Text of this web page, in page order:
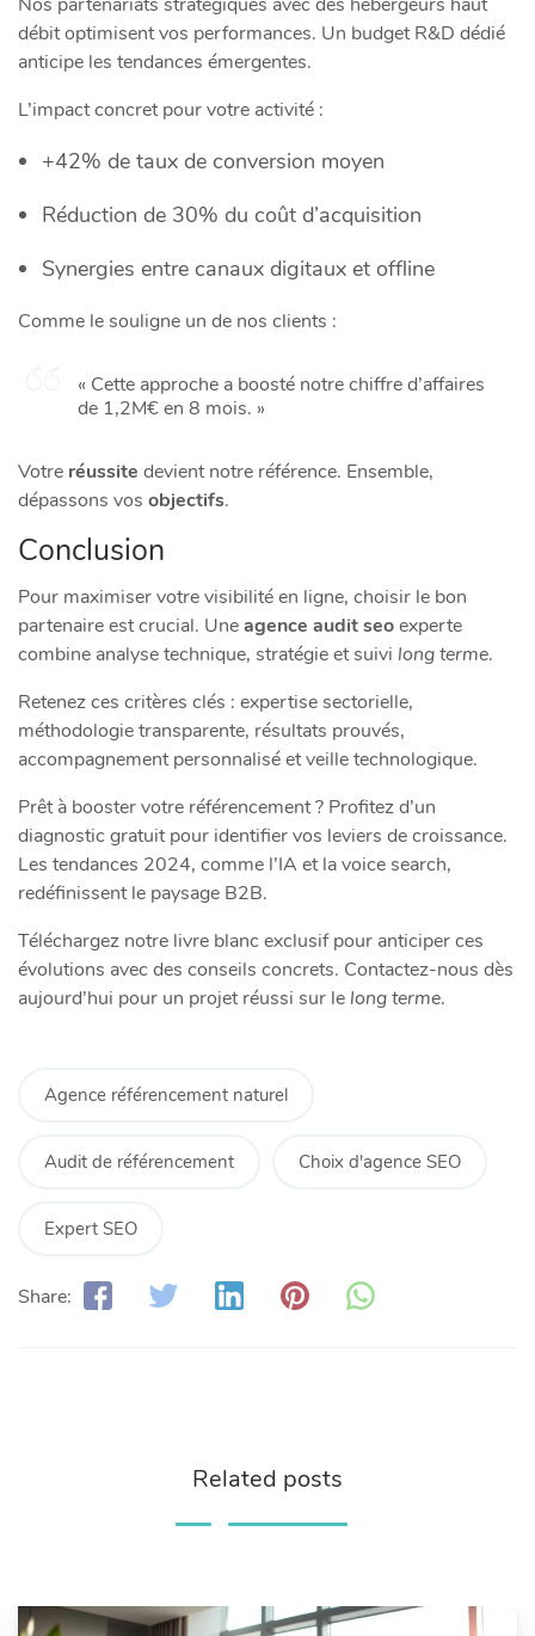
débit optimisent vos performances. Un budget R&D dédié
anticipe les tendances émergentes.
L’impact concret pour votre activité :
+42% de taux de conversion moyen
Réduction de 30% du coût d’acquisition
Synergies entre canaux digitaux et offline
Comme le souligne un de nos clients :
« Cette approche a boosté notre chiffre d’affaires
de 1,2M€ en 8 mois. »
Votre réussite devient notre référence. Ensemble,
dépassons vos objectifs.
Conclusion
Pour maximiser votre visibilité en ligne, choisir le bon
partenaire est crucial. Uneagence audit seoexperte
combine analyse technique, stratégie et suivi long terme.
Retenez ces critères clés : expertise sectorielle,
méthodologie transparente, résultats prouvés,
accompagnement personnalisé et veille technologique.
Prêt à booster votre référencement ? Profitez d’un
diagnostic gratuit pour identifier vos leviers de croissance.
Les tendances 2024, comme l’IA et la voice search,
redéfinissent le paysage B2B.
Téléchargez notre livre blanc exclusif pour anticiper ces
évolutions avec des conseils concrets. Contactez-nous dès
aujourd’hui pour un projet réussi sur le long terme.
Agence référencement naturel
Audit de référencement Choix d'agence SEO
Expert SEO
Share:
Related posts